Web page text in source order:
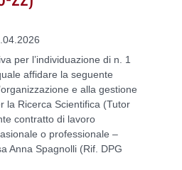
per l’individuazione di n. 1
affidare la seguente
e alla gestione
la Ricerca Scientifica (Tutor
contratto di lavoro
o professionale –
Anna Spagnolli (Rif. DPG